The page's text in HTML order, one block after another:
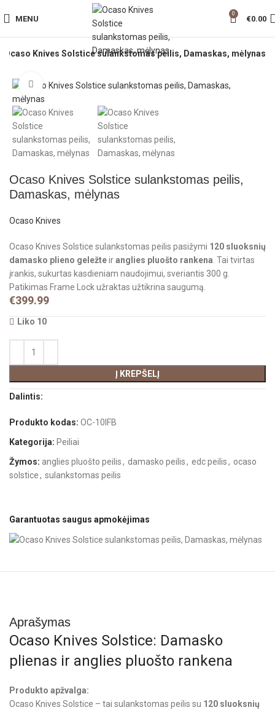
MENU
0
€0.00
Ocaso Knives Solstice sulankstomas peilis, Damaskas, mėlynas
Click to enlarge
Ocaso Knives Solstice sulankstomas peilis,
Damaskas, mėlynas
Ocaso Knives
Ocaso Knives Solstice sulankstomas peilis pasižymi 120 sluoksnių
damasko plieno geležteiranglies pluošto rankena . Tai tvirtas
įrankis, sukurtas kasdieniam naudojimui, sveriantis 300 g.
Patikimas Frame Lock užraktas užtikrina saugumą.
€399.99
Liko 10
Į KREPŠELĮ
Dalintis:
Produkto kodas:OC-10IFB
Kategorija: Peiliai
Žymos: anglies pluošto peilis, damasko peilis, edc peilis, ocaso
solstice, sulankstomas peilis
Garantuotas saugus apmokėjimas
Aprašymas
Ocaso Knives Solstice: Damasko
plienas ir anglies pluošto rankena
Produkto apžvalga:
Ocaso Knives Solstice – tai sulankstomas peilis su 120 sluoksnių